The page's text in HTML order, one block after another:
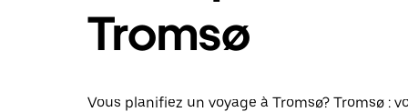
Tromsø
Vous planifiez un voyage à Tromsø? Tromsø :